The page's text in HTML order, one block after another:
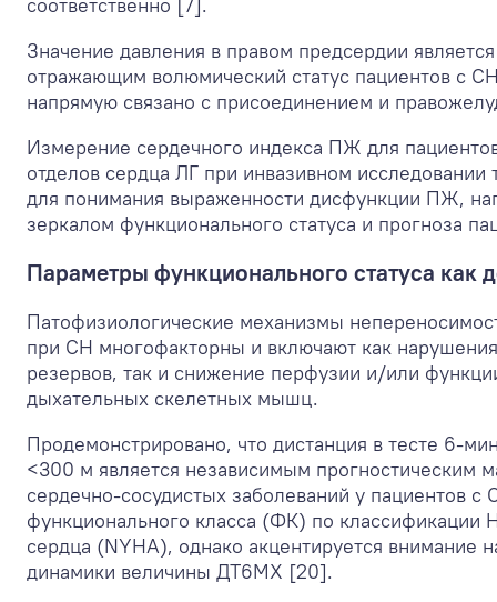
Значение давления в правом предсердии
отражающим волюмический статус пациентов с
напрямую связано с присоединением и
Измерение сердечного индекса ПЖ для
отделов сердца ЛГ при инвазивном
для понимания выраженности дисфункции ПЖ,
зеркалом функционального статуса и прогноза
Параметры функционального статуса как
Патофизиологические механизмы
при СН многофакторны и включают как
резервов, так и снижение перфузии и/или
дыхательных скелетных мышц.
Продемонстрировано, что дистанция в тесте 6-
<300 м является независимым прогностическим
сердечно-сосудистых заболеваний у пациентов
функционального класса (ФК) по классификации
сердца (NYHA), однако акцентируется внимание
динамики величины ДТ6МХ [20].